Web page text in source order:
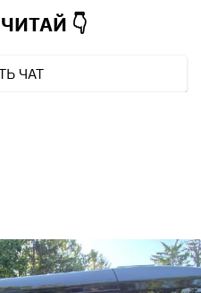
ЧИТАЙ 👇
ЧАТ